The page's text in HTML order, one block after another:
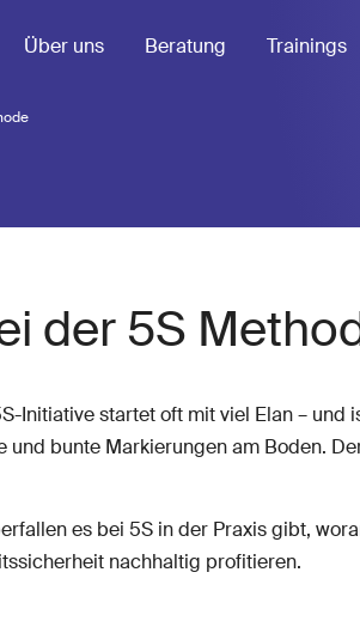
Über uns Beratung Trainings
der 5S
Initiative startet oft mit viel Elan –
bunte Markierungen am Boden.
es bei 5S in der Praxis gibt,
nachhaltig profitieren.